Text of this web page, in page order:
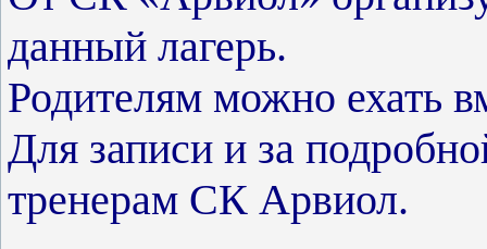
данный лагерь.
Родителям можно ехать
Для записи и за
тренерам СК Арвиол.